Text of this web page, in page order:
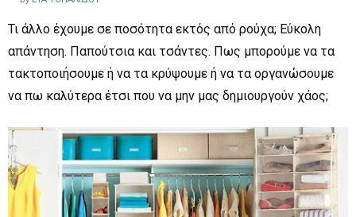
Τι άλλο έχουμε σε ποσότητα εκτός από ρούχα; Εύκολη
απάντηση. Παπούτσια και τσάντες. Πως μπορούμε να τα
τακτοποιήσουμε ή να τα κρύψουμε ή να τα οργανώσουμε
να πω καλύτερα έτσι που να μην μας δημιουργούν χάος;